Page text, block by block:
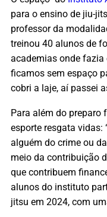
para o ensino de jiu-
professor da
treinou 40 alunos de
academias onde fazia
ficamos sem espaço
cobri a laje, aí passei
Para além do preparo
esporte resgata vidas:
alguém do crime ou
meio da contribuição
que contribuem
alunos do instituto
jitsu em 2024, com